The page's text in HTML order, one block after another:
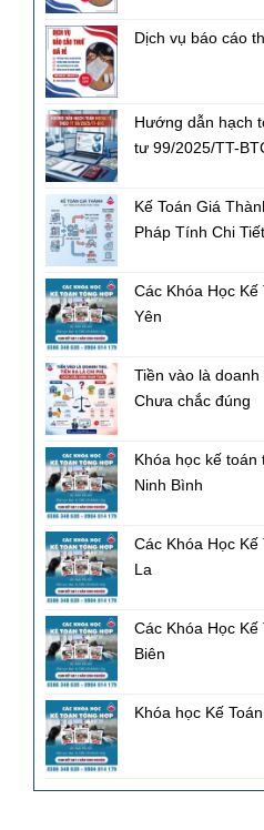
Dịch vụ báo cáo
Hướng dẫn hạch
tư 99/2025/TT-
Kế Toán Giá
Pháp Tính Chi Tiết
Các Khóa Học
Yên
Tiền vào là
Chưa chắc đúng
Khóa học kế
Ninh Bình
Các Khóa Học
La
Các Khóa Học
Biên
Khóa học Kế